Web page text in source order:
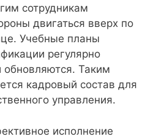
сотрудникам
двигаться вверх по
Учебные планы
регулярно
обновляются. Таким
кадровый состав для
управления.
исполнение